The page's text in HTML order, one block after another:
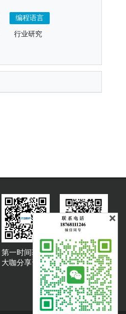
编程语言
行业研究
第一时间获取
大咖分享资讯
大咖说吐槽客服